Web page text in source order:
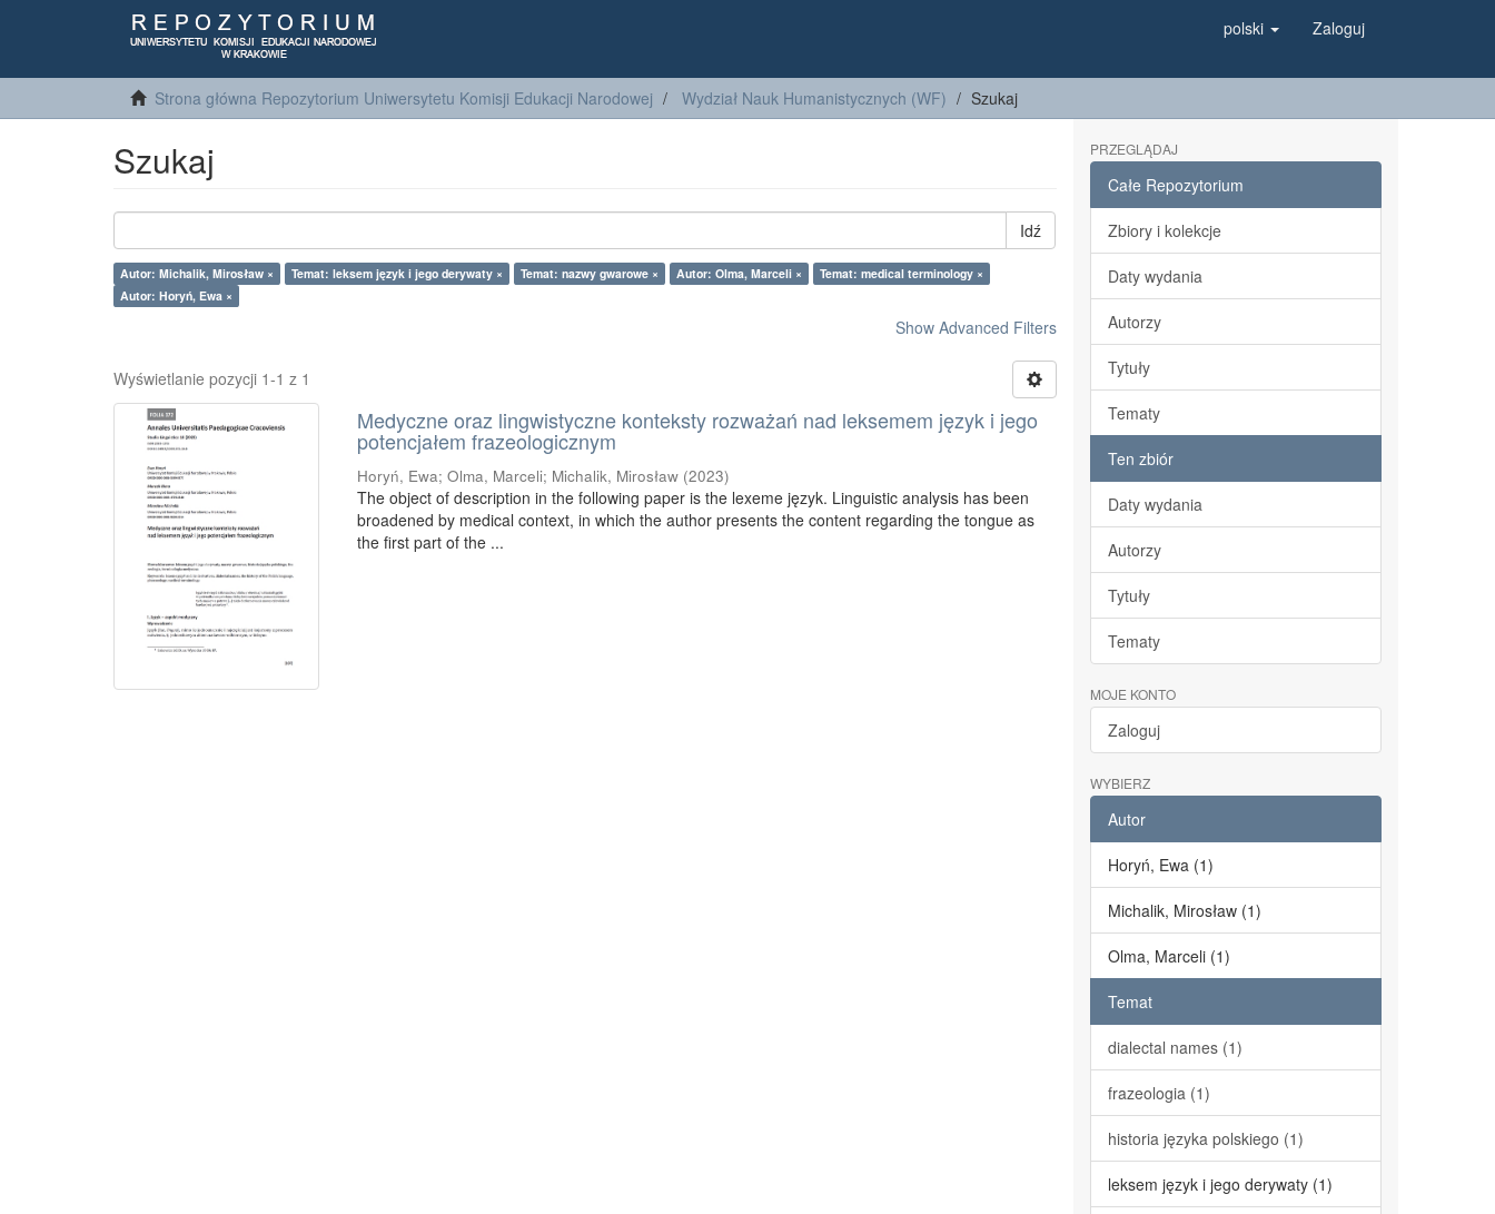
polski Zaloguj
Strona główna Repozytorium Uniwersytetu Komisji Edukacji Narodowej Wydział Nauk Humanistycznych (WF) Szukaj
Szukaj
Idź
Autor: Michalik, Mirosław × Temat: leksem język i jego derywaty × Temat: nazwy gwarowe × Autor: Olma, Marceli ×
Temat: medical terminology ×
Autor: Horyń, Ewa ×
Show Advanced Filters
Wyświetlanie pozycji 1-1 z 1
Medyczne oraz lingwistyczne konteksty rozważań nad leksemem język i jego
potencjałem frazeologicznym
Horyń, Ewa;Olma, Marceli; Michalik, Mirosław (2023)
The object of description in the following paper is the lexeme język. Linguistic analysis has been
broadened by medical context, in which the author presents the content regarding the tongue as
the first part of the ...
PRZEGLĄDAJ
Całe Repozytorium
Zbiory i kolekcje
Daty wydania
Autorzy
Tytuły
Tematy
Ten zbiór
Daty wydania
Autorzy
Tytuły
Tematy
MOJE KONTO
Zaloguj
WYBIERZ
Autor
Horyń, Ewa (1)
Michalik, Mirosław (1)
Olma, Marceli (1)
Temat
dialectal names (1)
frazeologia (1)
historia języka polskiego (1)
leksem język i jego derywaty (1)